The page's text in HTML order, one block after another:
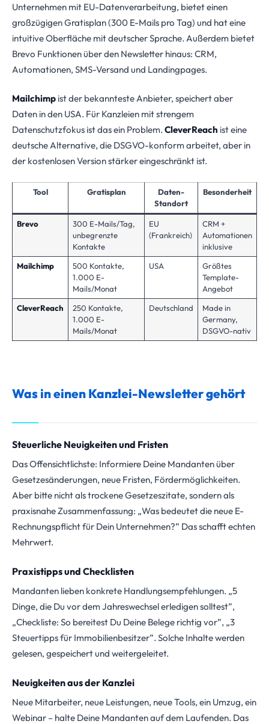
Unternehmen mit EU-Datenverarbeitung, bietet einen
großzügigen Gratisplan (300 E-Mails pro Tag) und hat eine
intuitive Oberfläche mit deutscher Sprache. Außerdem bietet
Brevo Funktionen über den Newsletter hinaus: CRM,
Automationen, SMS-Versand und Landingpages.
Mailchimp ist der bekannteste Anbieter, speichert aber
Daten in den USA. Für Kanzleien mit strengem
Datenschutzfokus ist das ein Problem. CleverReach ist eine
deutsche Alternative, die DSGVO-konform arbeitet, aber in
der kostenlosen Version stärker eingeschränkt ist.
Tool Gratisplan
Daten-
Standort
Besonderheit
Brevo
300 E-Mails/Tag,
unbegrenzte
Kontakte
EU
(Frankreich)
CRM +
Automationen
inklusive
Mailchimp
500 Kontakte,
1.000 E-
Mails/Monat
USA
Größtes
Template-
Angebot
CleverReach
250 Kontakte,
1.000 E-
Mails/Monat
Deutschland
Made in
Germany,
DSGVO-nativ
Was in einen Kanzlei-Newsletter gehört
Steuerliche Neuigkeiten und Fristen
Das Offensichtlichste: Informiere Deine Mandanten über
Gesetzesänderungen, neue Fristen, Fördermöglichkeiten.
Aber bitte nicht als trockene Gesetzeszitate, sondern als
praxisnahe Zusammenfassung: „Was bedeutet die neue E-
Rechnungspflicht für Dein Unternehmen?” Das schafft echten
Mehrwert.
Praxistipps und Checklisten
Mandanten lieben konkrete Handlungsempfehlungen. „5
Dinge, die Du vor dem Jahreswechsel erledigen solltest”,
„Checkliste: So bereitest Du Deine Belege richtig vor”, „3
Steuertipps für Immobilienbesitzer”. Solche Inhalte werden
gelesen, gespeichert und weitergeleitet.
Neuigkeiten aus der Kanzlei
Neue Mitarbeiter, neue Leistungen, neue Tools, ein Umzug, ein
Webinar – halte Deine Mandanten auf dem Laufenden. Das